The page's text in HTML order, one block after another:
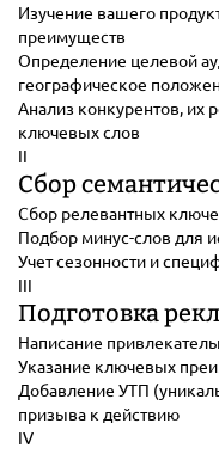
Изучение вашего
преимуществ
Определение целевой
географическое
Анализ конкурентов, их
ключевых слов
II
Сбор
Сбор релевантных
Подбор минус-слов для
Учет сезонности и
III
Подготовка
Написание
Указание ключевых
Добавление УТП
призыва к действию
IV